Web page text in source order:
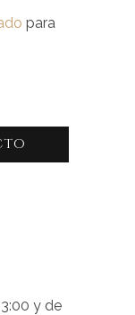
para
y de